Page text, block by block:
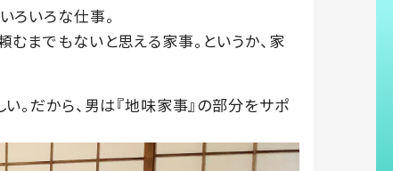
いろな仕事。
までもないと思える家事。というか、家
。だから、男は『地味家事』の部分をサポ